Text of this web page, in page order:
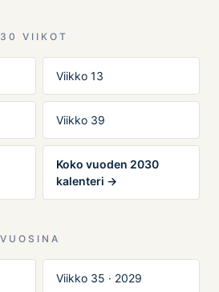
VIIKOT
Viikko 13
Viikko 39
Koko vuoden 2030
kalenteri →
Viikko 35 · 2029